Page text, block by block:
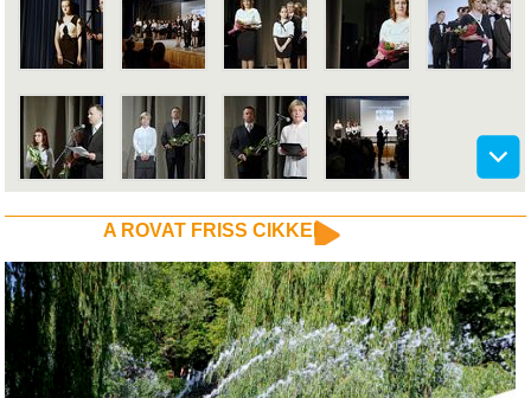
A ROVAT FRISS CIKKEI